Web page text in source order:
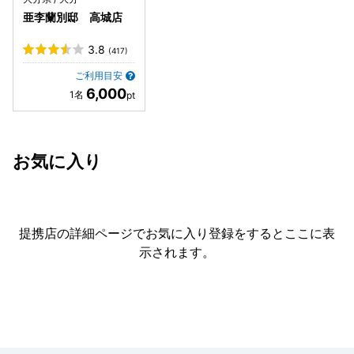
亜李蘭別邸 高城店
3.8 (417)
ご利用目安
6,000
お気に入り
提携店の詳細ページでお気に入り登録をすると ここに表
示されます。